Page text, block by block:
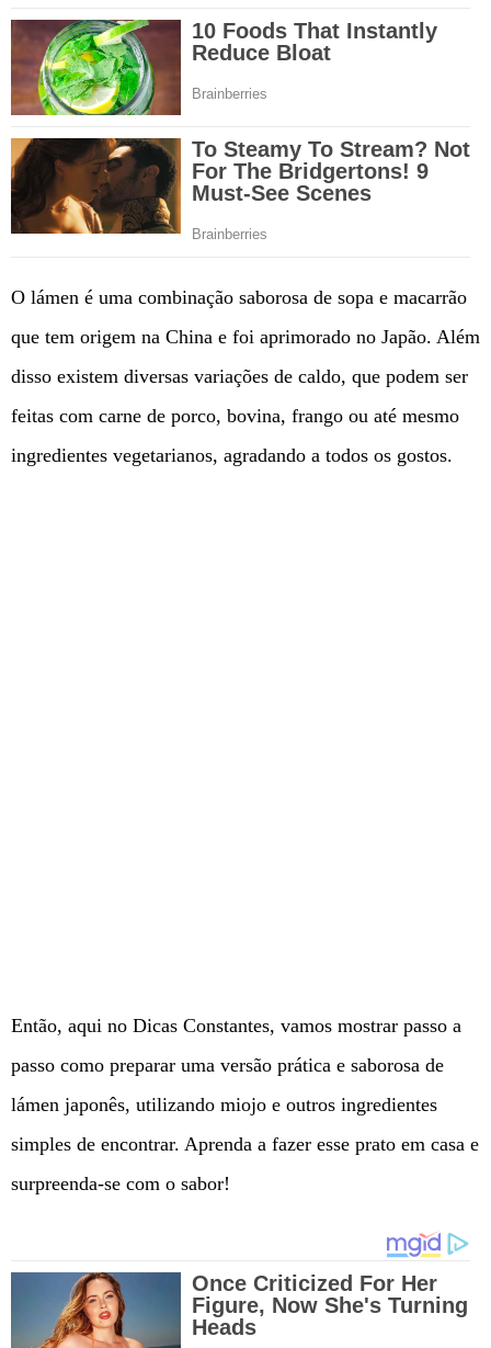
O lámen é uma combinação saborosa de sopa e macarrão
que tem origem na China e foi aprimorado no Japão. Além
disso existem diversas variações de caldo, que podem ser
feitas com carne de porco, bovina, frango ou até mesmo
ingredientes vegetarianos, agradando a todos os gostos.
Então, aqui no Dicas Constantes, vamos mostrar passo a
passo como preparar uma versão prática e saborosa de
lámen japonês, utilizando miojo e outros ingredientes
simples de encontrar. Aprenda a fazer esse prato em casa e
surpreenda-se com o sabor!